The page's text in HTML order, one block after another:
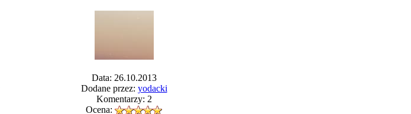
Data: 26.10.2013
Dodane przez: yodacki
Komentarzy: 2
Ocena: